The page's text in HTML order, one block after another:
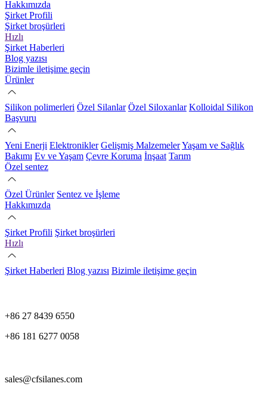
Hakkımızda
Şirket Profili
Şirket broşürleri
Hızlı
Şirket Haberleri
Blog yazısı
Bizimle iletişime geçin
Ürünler
Silikon polimerleri Özel Silanlar Özel Siloxanlar Kolloidal Silikon
Başvuru
Yeni Enerji Elektronikler Gelişmiş MalzemelerYaşam ve Sağlık
Bakımı Ev ve Yaşam Çevre Koruma İnşaat Tarım
Özel sentez
Özel Ürünler Sentez ve İşleme
Hakkımızda
Şirket Profili Şirket broşürleri
Hızlı
Şirket Haberleri Blog yazısı Bizimle iletişime geçin
+86 27 8439 6550
+86 181 6277 0058
sales@cfsilanes.com